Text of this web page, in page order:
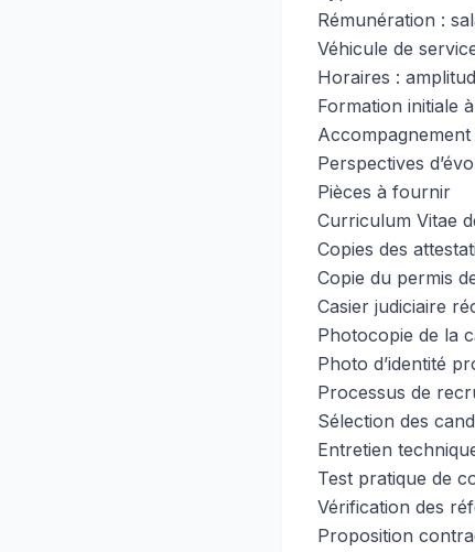
Rémunération :
Véhicule de
Horaires :
Formation initiale
Perspectives
Pièces à fournir
Curriculum Vitae
Copies des
Copie du permis
Casier judiciaire
Photocopie de la
Photo d’identité
Processus de
Sélection des
Entretien
Test pratique de
Vérification des
Proposition